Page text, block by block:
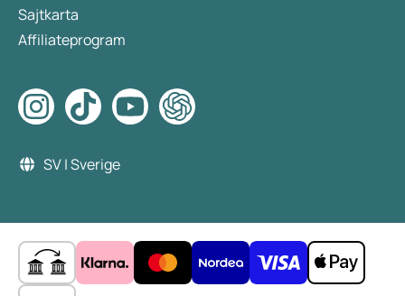
Sajtkarta
Affiliateprogram
SV | Sverige